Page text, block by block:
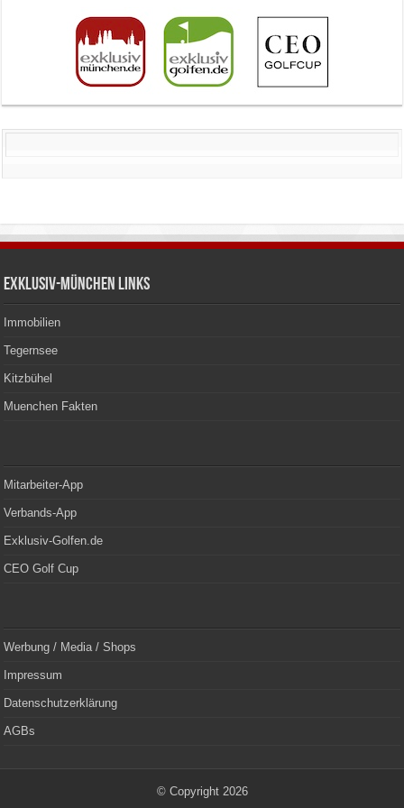
Exklusiv-München Links
Immobilien
Tegernsee
Kitzbühel
Muenchen Fakten
Mitarbeiter-App
Verbands-App
Exklusiv-Golfen.de
CEO Golf Cup
Werbung / Media / Shops
Impressum
Datenschutzerklärung
AGBs
© Copyright 2026